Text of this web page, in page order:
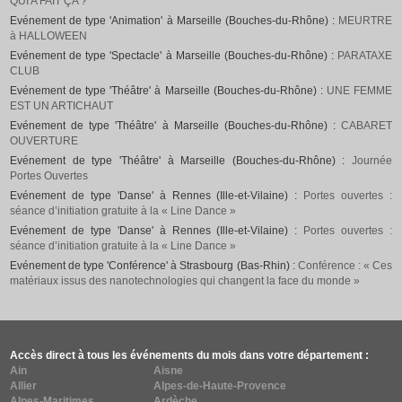
Evénement de type 'Animation' à Marseille (Bouches-du-Rhône) : MEURTRE
à HALLOWEEN
Evénement de type 'Spectacle' à Marseille (Bouches-du-Rhône) : PARATAXE
CLUB
Evénement de type 'Théâtre' à Marseille (Bouches-du-Rhône) : UNE FEMME
EST UN ARTICHAUT
Evénement de type 'Théâtre' à Marseille (Bouches-du-Rhône) : CABARET
OUVERTURE
Evénement de type 'Théâtre' à Marseille (Bouches-du-Rhône) : Journée
Portes Ouvertes
Evénement de type 'Danse' à Rennes (Ille-et-Vilaine) :
Portes ouvertes :
séance d’initiation gratuite à la « Line Dance »
Evénement de type 'Danse' à Rennes (Ille-et-Vilaine) :
Portes ouvertes :
séance d’initiation gratuite à la « Line Dance »
Evénement de type 'Conférence' à Strasbourg (Bas-Rhin) : Conférence : « Ces
matériaux issus des nanotechnologies qui changent la face du monde »
Accès direct à tous les événements du mois dans votre département :
Ain
Aisne
Allier
Alpes-de-Haute-Provence